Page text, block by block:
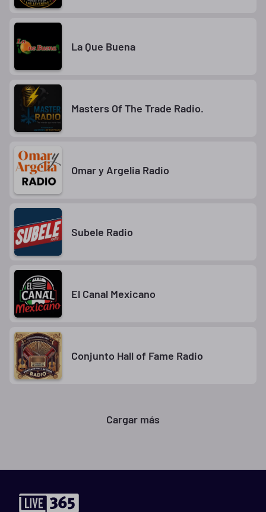
La Que Buena
Masters Of The Trade Radio.
Omar y Argelia Radio
Subele Radio
El Canal Mexicano
Conjunto Hall of Fame Radio
Cargar más